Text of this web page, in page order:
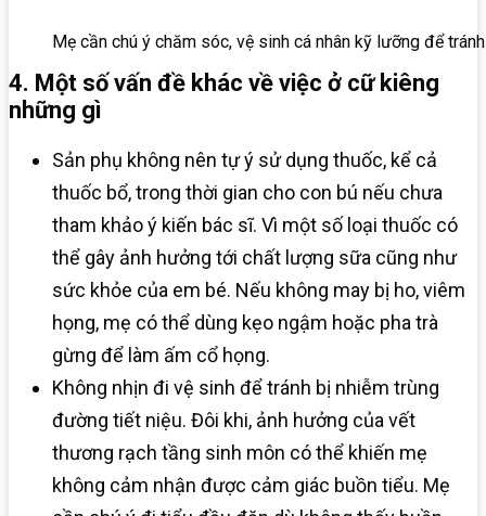
Mẹ cần chú ý chăm sóc, vệ sinh cá nhân kỹ lưỡng để
4. Một số vấn đề khác về việc ở cữ kiêng
những gì
Sản phụ không nên tự ý sử dụng thuốc, kể cả
thuốc bổ, trong thời gian cho con bú nếu chưa
tham khảo ý kiến bác sĩ. Vì một số loại thuốc có
thể gây ảnh hưởng tới chất lượng sữa cũng như
sức khỏe của em bé. Nếu không may bị ho, viêm
họng, mẹ có thể dùng kẹo ngậm hoặc pha trà
gừng để làm ấm cổ họng.
Không nhịn đi vệ sinh để tránh bị nhiễm trùng
đường tiết niệu. Đôi khi, ảnh hưởng của vết
thương rạch tầng sinh môn có thể khiến mẹ
không cảm nhận được cảm giác buồn tiểu. Mẹ